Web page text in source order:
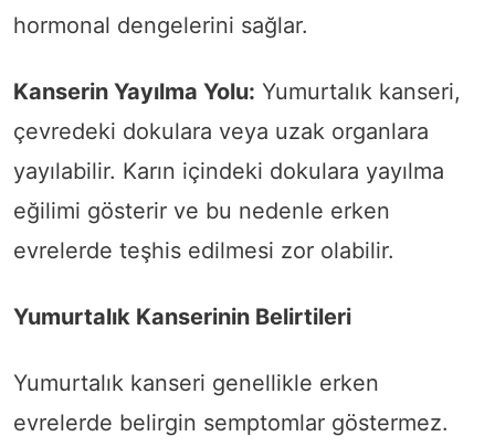
hormonal dengelerini sağlar.
Kanserin Yayılma Yolu: Yumurtalık kanseri,
çevredeki dokulara veya uzak organlara
yayılabilir. Karın içindeki dokulara yayılma
eğilimi gösterir ve bu nedenle erken
evrelerde teşhis edilmesi zor olabilir.
Yumurtalık Kanserinin Belirtileri
Yumurtalık kanseri genellikle erken
evrelerde belirgin semptomlar göstermez.